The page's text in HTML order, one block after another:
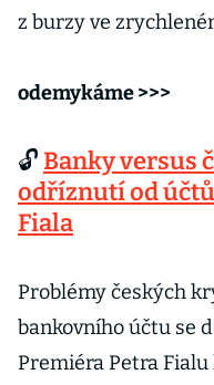
z burzy ve
odemykáme >>>
🔓Banky versus
odříznutí od
Fiala
Problémy českých
bankovního účtu se
Premiéra Petra